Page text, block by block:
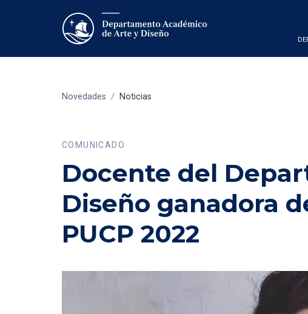
Novedades / Noticias
COMUNICADO
Docente del
Diseño ganadora
PUCP 2022